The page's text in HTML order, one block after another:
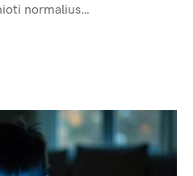
normalius…